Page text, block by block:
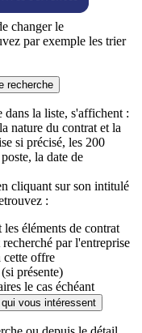
changer le
par exemple les trier
recherche
la liste, s'affichent :
nature du contrat et la
si précisé, les 200
la date de
cliquant sur son intitulé
:
éléments de contrat
par l'entreprise
cette offre
présente)
le cas échéant
vous intéressent